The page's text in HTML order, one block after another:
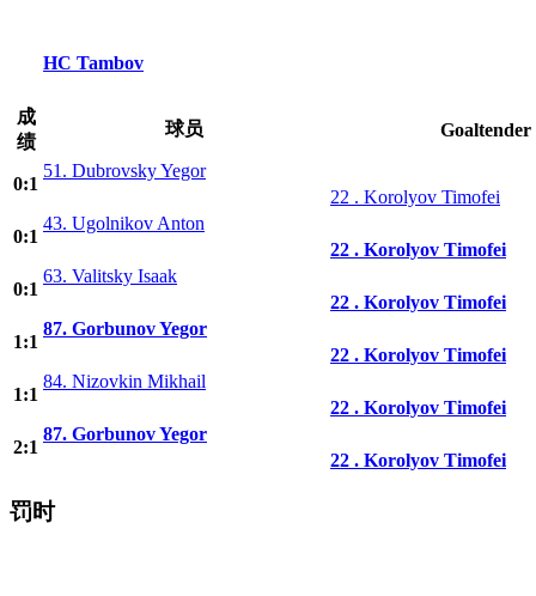
HC Tambov
成
绩
球员 Goaltender
0:1
51. Dubrovsky Yegor
22 . Korolyov Timofei
0:1
43. Ugolnikov Anton
22 . Korolyov Timofei
0:1
63. Valitsky Isaak
22 . Korolyov Timofei
1:1
87. Gorbunov Yegor
22 . Korolyov Timofei
1:1
84. Nizovkin Mikhail
22 . Korolyov Timofei
2:1
87. Gorbunov Yegor
22 . Korolyov Timofei
罚时